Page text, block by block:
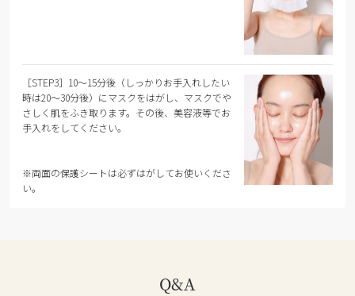
［STEP3］10～15分後（しっかりお手入れしたい
時は20～30分後）にマスクをはがし、マスクでや
さしく肌をふき取ります。その後、美容液等でお
手入れをしてください。
※両面の保護シートは必ずはがしてお使いくださ
い。
Q&A